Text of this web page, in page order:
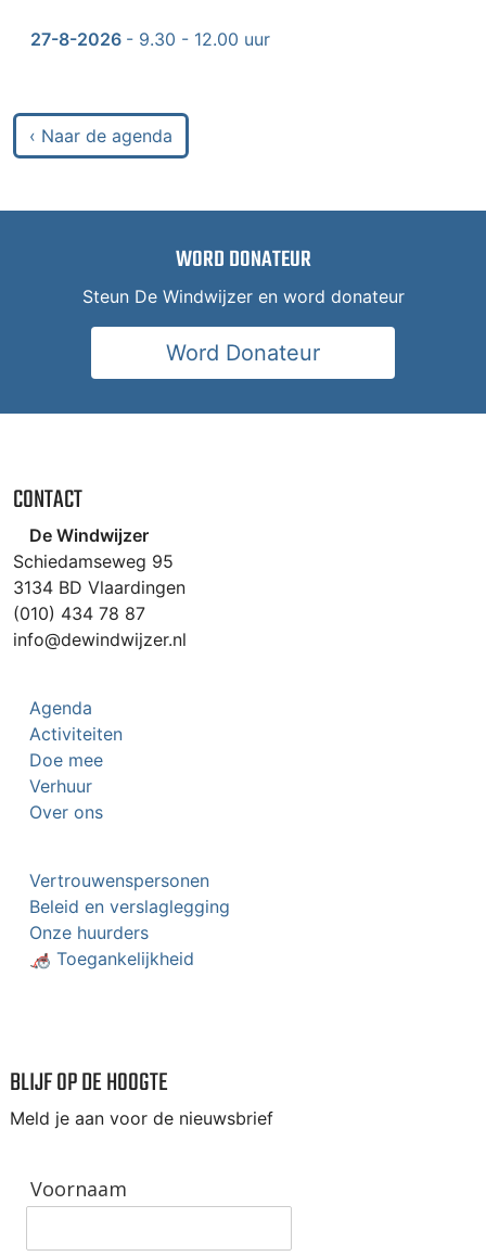
27-8-2026 - 9.30 - 12.00 uur
‹ Naar de agenda
WORD DONATEUR
Steun De Windwijzer en word donateur
Word Donateur
CONTACT
De Windwijzer
Schiedamseweg 95
3134 BD Vlaardingen
(010) 434 78 87
info@dewindwijzer.nl
Agenda
Activiteiten
Doe mee
Verhuur
Over ons
Vertrouwenspersonen
Beleid en verslaglegging
Onze huurders
🦽 Toegankelijkheid
BLIJF OP DE HOOGTE
Meld je aan voor de nieuwsbrief
Voornaam